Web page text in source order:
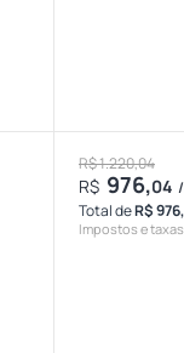
R$ 1.220,04
R$ 976,04
Total deR$
Impostos e